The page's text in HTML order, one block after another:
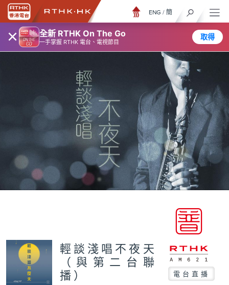
× 全新 RTHK On The Go
一手掌握 RTHK 電台、電視節目
取得
ENG / 簡
輕談淺唱不夜天
（與第二台聯
播）
電台直播